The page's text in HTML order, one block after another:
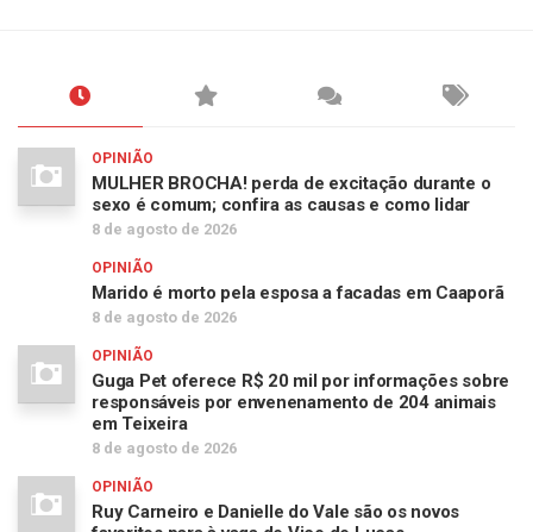
OPINIÃO
MULHER BROCHA! perda de excitação durante o
sexo é comum; confira as causas e como lidar
8 de agosto de 2026
OPINIÃO
Marido é morto pela esposa a facadas em Caaporã
8 de agosto de 2026
OPINIÃO
Guga Pet oferece R$ 20 mil por informações sobre
responsáveis por envenenamento de 204 animais
em Teixeira
8 de agosto de 2026
OPINIÃO
Ruy Carneiro e Danielle do Vale são os novos